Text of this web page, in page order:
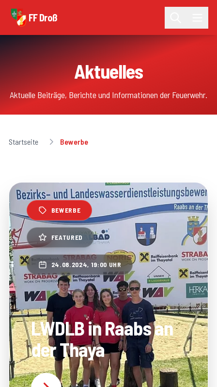
FF Droß
Aktuelles
Aktuelle Beiträge, Berichte und Informationen der Feuerwehr.
Startseite Bewerbe
BEWERBE
FEATURED
24.08.2024, 19:00 UHR
LWDLB in Raabs an
der Thaya